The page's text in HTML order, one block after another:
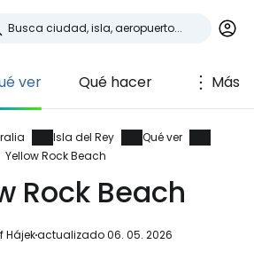
ver Qué hacer Más
Isla del Rey
Qué ver
Yellow Rock Beach
Rock Beach
Hájekactualizado 06. 05. 2026
en
mundial de viajeros
con Google